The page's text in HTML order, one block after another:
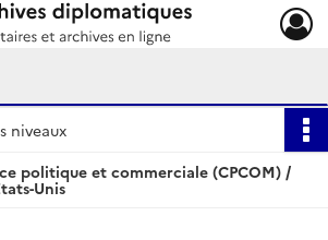
niveaux
politique et commerciale (CPCOM) /
Unis